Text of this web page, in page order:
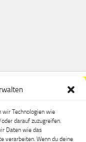
wir Technologien wie
darauf zuzugreifen.
Daten wie das
verarbeiten. Wenn du deine